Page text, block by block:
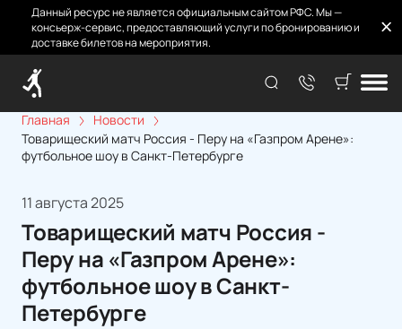
Данный ресурс не является официальным сайтом РФС. Мы —
консьерж-сервис, предоставляющий услуги по бронированию и
доставке билетов на мероприятия.
Главная
Новости
Товарищеский матч Россия - Перу на «Газпром Арене»:
футбольное шоу в Санкт-Петербурге
11 августа 2025
Товарищеский матч Россия -
Перу на «Газпром Арене»:
футбольное шоу в Санкт-
Петербурге